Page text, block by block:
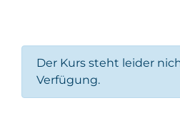
Der Kurs steht leider
Verfügung.